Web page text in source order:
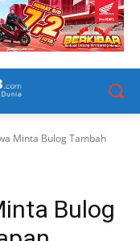
Minta Bulog Tambah
Bulog